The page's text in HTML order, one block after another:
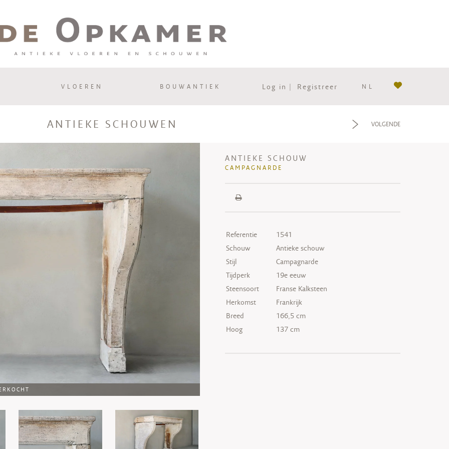
VLOEREN BOUWANTIEK Log in | Registreer NL
f VOLGENDE
ANTIEKE SCHOUWEN
ANTIEKE SCHOUW
CAMPAGNARDE
Referentie
1541
Schouw
Antieke schouw
Stijl
Campagnarde
Tijdperk
19e eeuw
Steensoort
Franse Kalksteen
Herkomst
Frankrijk
Breed
166,5 cm
Hoog
137 cm